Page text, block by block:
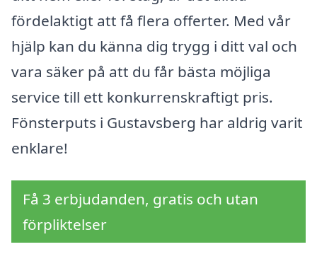
fördelaktigt att få flera offerter. Med vår
hjälp kan du känna dig trygg i ditt val och
vara säker på att du får bästa möjliga
service till ett konkurrenskraftigt pris.
Fönsterputs i Gustavsberg har aldrig varit
enklare!
Få 3 erbjudanden, gratis och utan
förpliktelser